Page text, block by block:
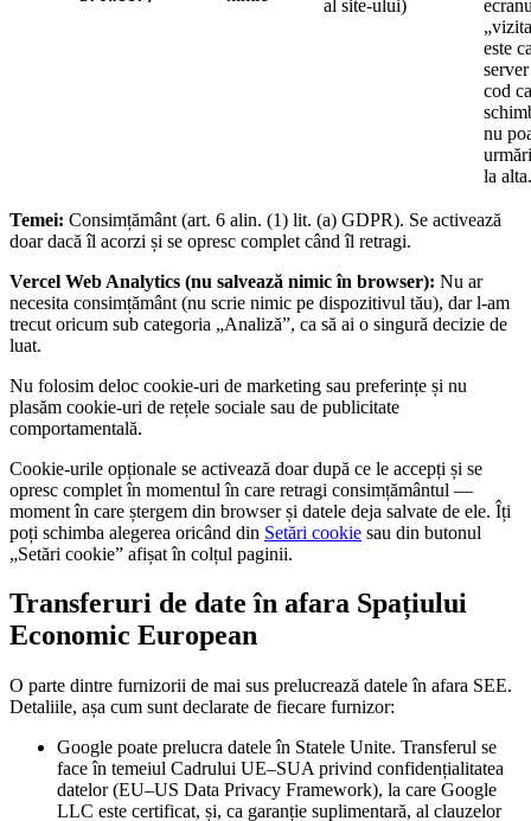
al site-ului)
este
cod
nu
la alta.
Temei: Consimțământ (art. 6 alin. (1) lit. (a) GDPR). Se activează
doar dacă îl acorzi și se opresc complet când îl retragi.
Vercel Web Analytics (nu salvează nimic în browser): Nu ar
necesita consimțământ (nu scrie nimic pe dispozitivul tău), dar l-am
trecut oricum sub categoria „Analiză”, ca să ai o singură decizie de
luat.
Nu folosim deloc cookie-uri de marketing sau preferințe și nu
plasăm cookie-uri de rețele sociale sau de publicitate
comportamentală.
Cookie-urile opționale se activează doar după ce le accepți și se
opresc complet în momentul în care retragi consimțământul —
moment în care ștergem din browser și datele deja salvate de ele. Îți
poți schimba alegerea oricând din Setări cookie sau din butonul
„Setări cookie” afișat în colțul paginii.
Transferuri de date în afara Spațiului
Economic European
O parte dintre furnizorii de mai sus prelucrează datele în afara SEE.
Detaliile, așa cum sunt declarate de fiecare furnizor:
Google poate prelucra datele în Statele Unite. Transferul se
face în temeiul Cadrului UE–SUA privind confidențialitatea
datelor (EU–US Data Privacy Framework), la care Google
LLC este certificat, și, ca garanție suplimentară, al clauzelor